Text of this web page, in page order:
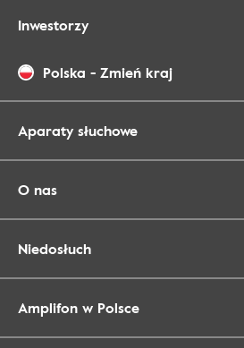
Inwestorzy
Polska - Zmień kraj
Aparaty słuchowe
O nas
Niedosłuch
Amplifon w Polsce